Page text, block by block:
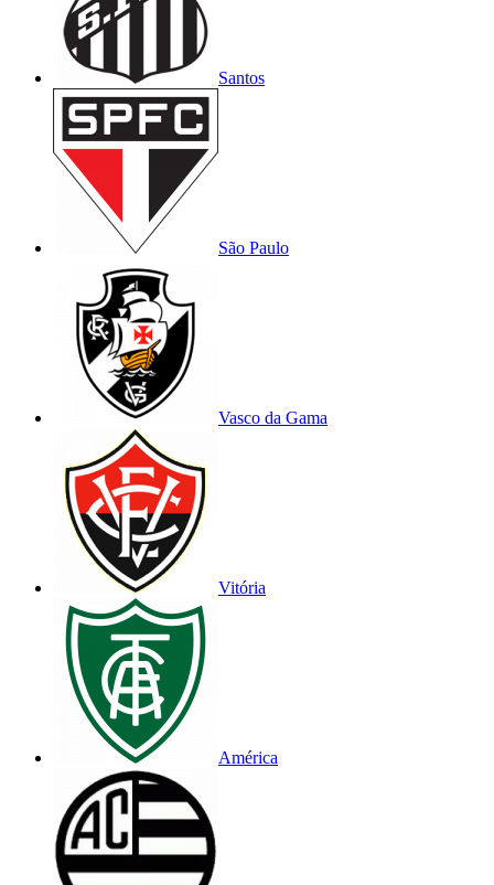
Santos
São Paulo
Vasco da Gama
Vitória
América